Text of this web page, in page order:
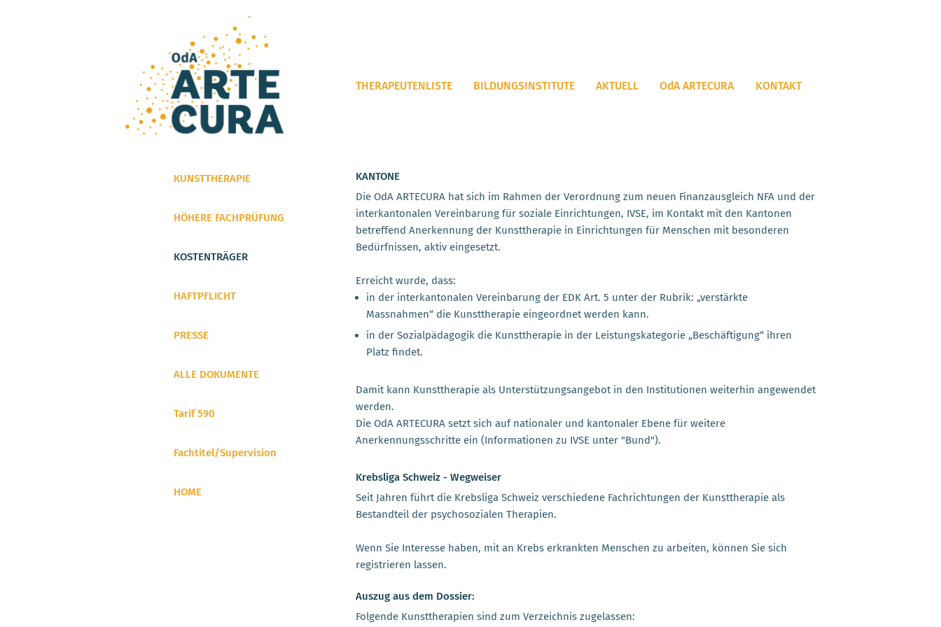
THERAPEUTENLISTE BILDUNGSINSTITUTE AKTUELL OdA ARTECURA KONTAKT
KUNSTTHERAPIE
HÖHERE FACHPRÜFUNG
KOSTENTRÄGER
HAFTPFLICHT
PRESSE
ALLE DOKUMENTE
Tarif 590
Fachtitel/Supervision
HOME
KANTONE
Die OdA ARTECURA hat sich im Rahmen der Verordnung zum neuen Finanzausgleich NFA und der
interkantonalen Vereinbarung für soziale Einrichtungen, IVSE, im Kontakt mit den Kantonen
betreffend Anerkennung der Kunsttherapie in Einrichtungen für Menschen mit besonderen
Bedürfnissen, aktiv eingesetzt.
Erreicht wurde, dass:
in der interkantonalen Vereinbarung der EDK Art. 5 unter der Rubrik: „verstärkte
Massnahmen“ die Kunsttherapie eingeordnet werden kann.
in der Sozialpädagogik die Kunsttherapie in der Leistungskategorie „Beschäftigung“ ihren
Platz findet.
Damit kann Kunsttherapie als Unterstützungsangebot in den Institutionen weiterhin angewendet
werden.
Die OdA ARTECURA setzt sich auf nationaler und kantonaler Ebene für weitere
Anerkennungsschritte ein (Informationen zu IVSE unter "Bund").
Krebsliga Schweiz - Wegweiser
Seit Jahren führt die Krebsliga Schweiz verschiedene Fachrichtungen der Kunsttherapie als
Bestandteil der psychosozialen Therapien.
Wenn Sie Interesse haben, mit an Krebs erkrankten Menschen zu arbeiten, können Sie sich
registrieren lassen.
Auszug aus dem Dossier:
Folgende Kunsttherapien sind zum Verzeichnis zugelassen: